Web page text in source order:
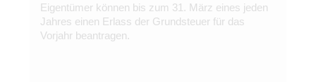
Eigentümer können bis zum 31. März eines jeden
Jahres einen Erlass der Grundsteuer für das
Vorjahr beantragen.